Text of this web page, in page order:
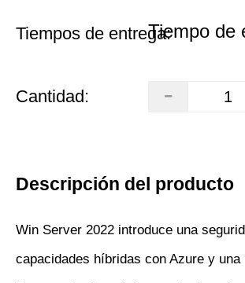
Tiempos de entrega:Tiempo de
Cantidad:
Descripción del producto
Win Server 2022 introduce una
capacidades híbridas con Azure y